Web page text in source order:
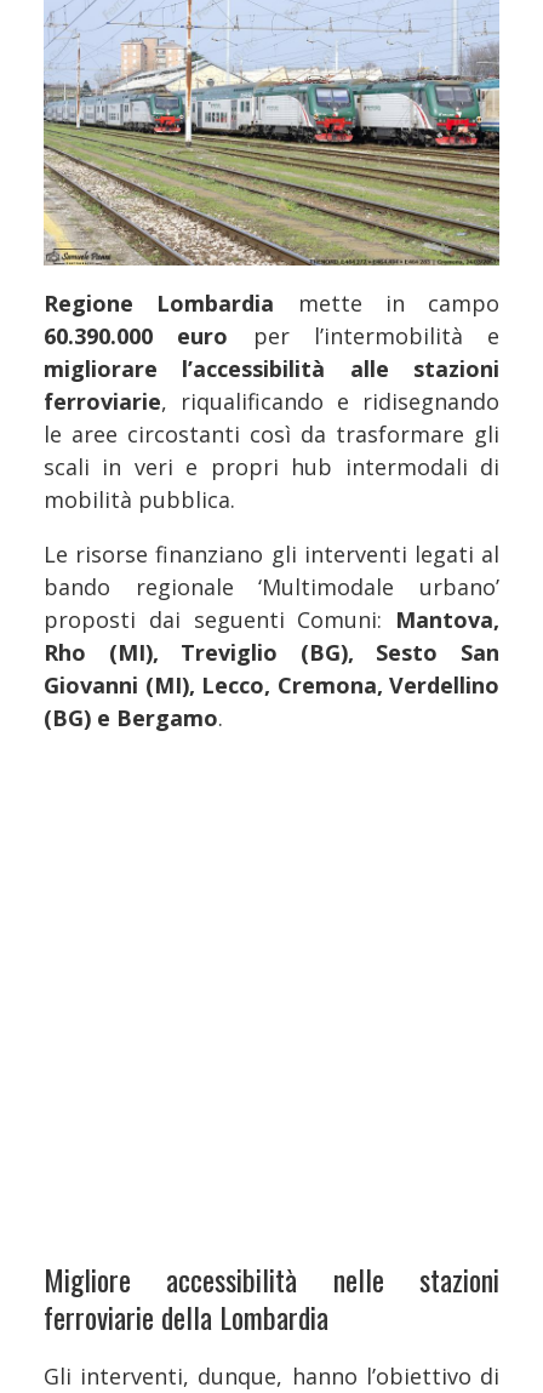
Regione Lombardia
mette in campo
60.390.000 euro
per l’intermobilità e
migliorare l’accessibilità alle stazioni
ferroviarie, riqualificando e ridisegnando
le aree circostanti così da trasformare gli
scali in veri e propri hub intermodali di
mobilità pubblica.
Le risorse finanziano gli interventi legati al
bando regionale ‘Multimodale urbano’
proposti dai seguenti Comuni: Mantova,
Rho (MI), Treviglio (BG), Sesto San
Giovanni (MI), Lecco, Cremona, Verdellino
(BG) e Bergamo.
Migliore accessibilità nelle stazioni
ferroviarie della Lombardia
Gli interventi, dunque, hanno l’obiettivo di